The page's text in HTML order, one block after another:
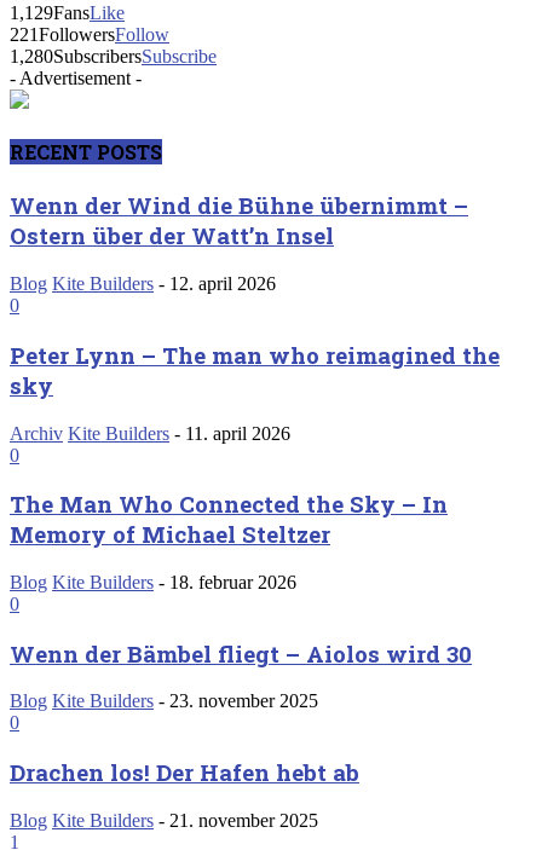
1,129FansLike
221FollowersFollow
1,280SubscribersSubscribe
- Advertisement -
RECENT POSTS
Wenn der Wind die Bühne übernimmt –
Ostern über der Watt’n Insel
Blog Kite Builders - 12. april 2026
0
Peter Lynn – The man who reimagined the
sky
Archiv Kite Builders - 11. april 2026
0
The Man Who Connected the Sky – In
Memory of Michael Steltzer
Blog Kite Builders - 18. februar 2026
0
Wenn der Bämbel fliegt – Aiolos wird 30
Blog Kite Builders - 23. november 2025
0
Drachen los! Der Hafen hebt ab
Blog Kite Builders - 21. november 2025
1